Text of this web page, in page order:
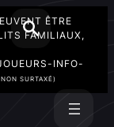
ÊTRE
FAMILIAUX,
INFO-
SURTAXÉ)